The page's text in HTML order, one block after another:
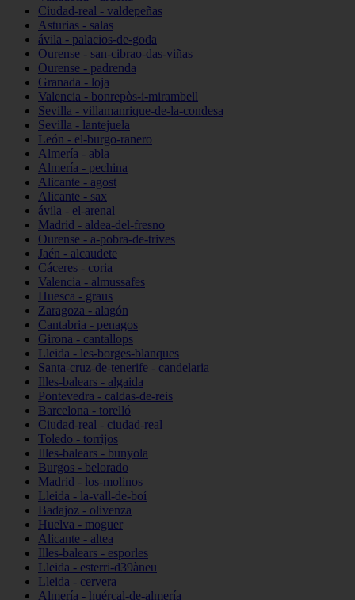
Ciudad-real - valdepeñas
Asturias - salas
ávila - palacios-de-goda
Ourense - san-cibrao-das-viñas
Ourense - padrenda
Granada - loja
Valencia - bonrepòs-i-mirambell
Sevilla - villamanrique-de-la-condesa
Sevilla - lantejuela
León - el-burgo-ranero
Almería - abla
Almería - pechina
Alicante - agost
Alicante - sax
ávila - el-arenal
Madrid - aldea-del-fresno
Ourense - a-pobra-de-trives
Jaén - alcaudete
Cáceres - coria
Valencia - almussafes
Huesca - graus
Zaragoza - alagón
Cantabria - penagos
Girona - cantallops
Lleida - les-borges-blanques
Santa-cruz-de-tenerife - candelaria
Illes-balears - algaida
Pontevedra - caldas-de-reis
Barcelona - torelló
Ciudad-real - ciudad-real
Toledo - torrijos
Illes-balears - bunyola
Burgos - belorado
Madrid - los-molinos
Lleida - la-vall-de-boí
Badajoz - olivenza
Huelva - moguer
Alicante - altea
Illes-balears - esporles
Lleida - esterri-d39àneu
Lleida - cervera
Almería - huércal-de-almería